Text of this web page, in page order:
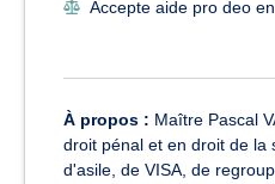
Accepte aide pro deo
À propos : Maître Pascal
droit pénal et en droit de la
d'asile, de VISA, de